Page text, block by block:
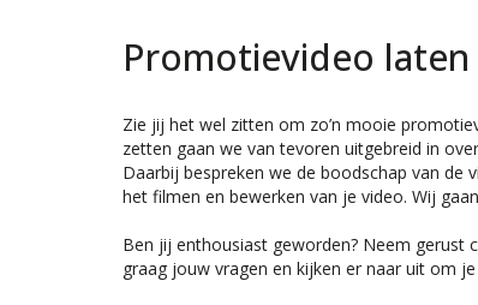
Promotievideo
Zie jij het wel zitten om zo’n mooie
zetten gaan we van tevoren uitgebreid in
Daarbij bespreken we de boodschap van de
het filmen en bewerken van je video. Wij
Ben jij enthousiast geworden? Neem
graag jouw vragen en kijken er naar uit om